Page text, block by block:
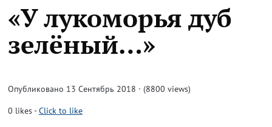
«У лукоморья дуб
зелёный…»
Опубликовано 13 Сентябрь 2018 · (8800 views)
0 likes-Click to like